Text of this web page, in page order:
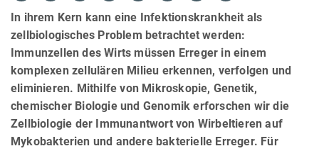
In ihrem Kern kann eine Infektionskrankheit als
zellbiologisches Problem betrachtet werden:
Immunzellen des Wirts müssen Erreger in einem
komplexen zellulären Milieu erkennen, verfolgen und
eliminieren. Mithilfe von Mikroskopie, Genetik,
chemischer Biologie und Genomik erforschen wir die
Zellbiologie der Immunantwort von Wirbeltieren auf
Mykobakterien und andere bakterielle Erreger. Für